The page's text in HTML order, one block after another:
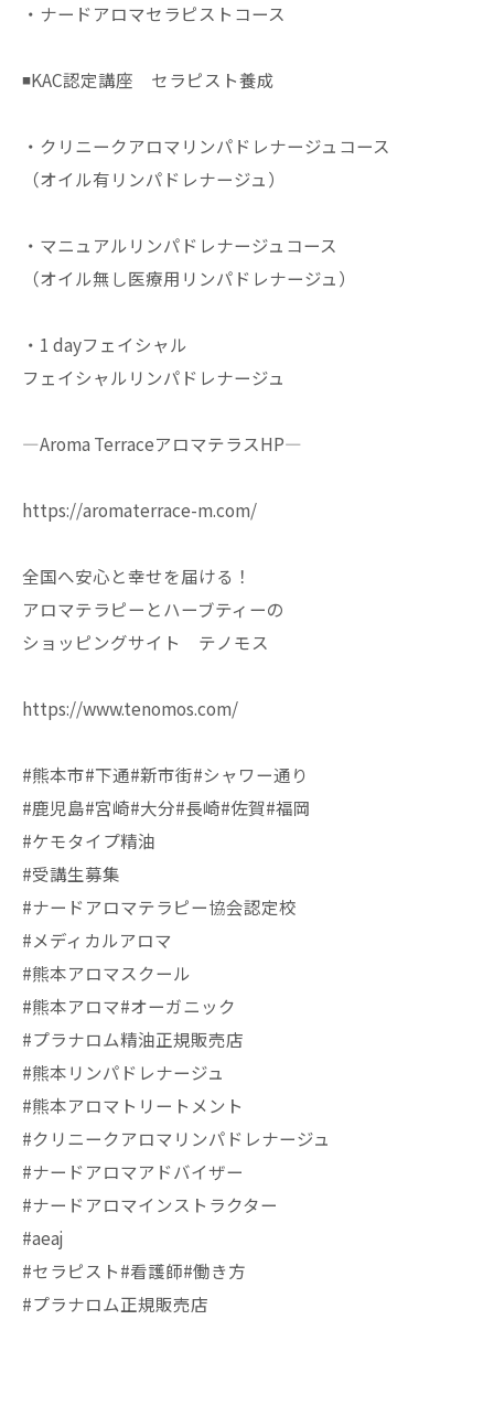
・ナードアロマセラピストコース
◾️KAC認定講座 セラピスト養成
・クリニークアロマリンパドレナージュコース
（オイル有リンパドレナージュ）
・マニュアルリンパドレナージュコース
（オイル無し医療用リンパドレナージュ）
・1 dayフェイシャル
フェイシャルリンパドレナージュ
—Aroma TerraceアロマテラスHP—
https://aromaterrace-m.com/
全国へ安心と幸せを届ける！
アロマテラピーとハーブティーの
ショッピングサイト テノモス
https://www.tenomos.com/
#熊本市#下通#新市街#シャワー通り
#鹿児島#宮崎#大分#長崎#佐賀#福岡
#ケモタイプ精油
#受講生募集
#ナードアロマテラピー協会認定校
#メディカルアロマ
#熊本アロマスクール
#熊本アロマ#オーガニック
#プラナロム精油正規販売店
#熊本リンパドレナージュ
#熊本アロマトリートメント
#クリニークアロマリンパドレナージュ
#ナードアロマアドバイザー
#ナードアロマインストラクター
#aeaj
#セラピスト#看護師#働き方
#プラナロム正規販売店